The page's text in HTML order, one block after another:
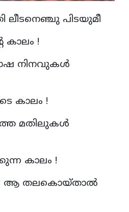
ലീടനെഞ്ചു പിടയുമീ
കാലം !
നിനവുകൾ
കാലം !
മതിലുകൾ
കാലം !
ആ തലകൊയ്താൽ